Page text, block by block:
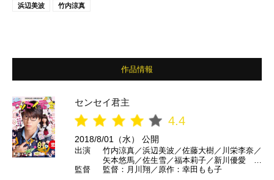
浜辺美波
竹内涼真
作品情報
センセイ君主
4.4
2018/8/01（水） 公開
出演
竹内涼真／浜辺美波／佐藤大樹／川栄李奈／
矢本悠馬／佐生雪／福本莉子／新川優愛 ほ
か
監督 監督：月川翔／原作：幸田もも子